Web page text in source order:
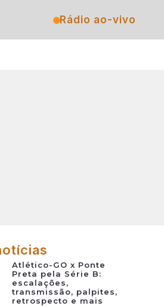
Rádio ao-vivo
Atlético-GO x Ponte
Preta pela Série B:
escalações,
transmissão, palpites,
retrospecto e mais